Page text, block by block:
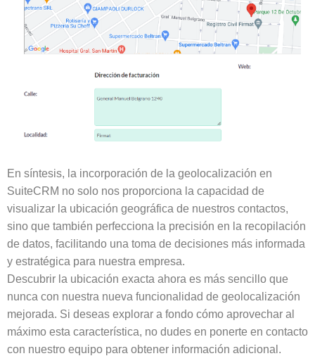
En síntesis, la incorporación de la geolocalización en
SuiteCRM no solo nos proporciona la capacidad de
visualizar la ubicación geográfica de nuestros contactos,
sino que también perfecciona la precisión en la recopilación
de datos, facilitando una toma de decisiones más informada
y estratégica para nuestra empresa.
Descubrir la ubicación exacta ahora es más sencillo que
nunca con nuestra nueva funcionalidad de geolocalización
mejorada. Si deseas explorar a fondo cómo aprovechar al
máximo esta característica, no dudes en ponerte en contacto
con nuestro equipo para obtener información adicional.